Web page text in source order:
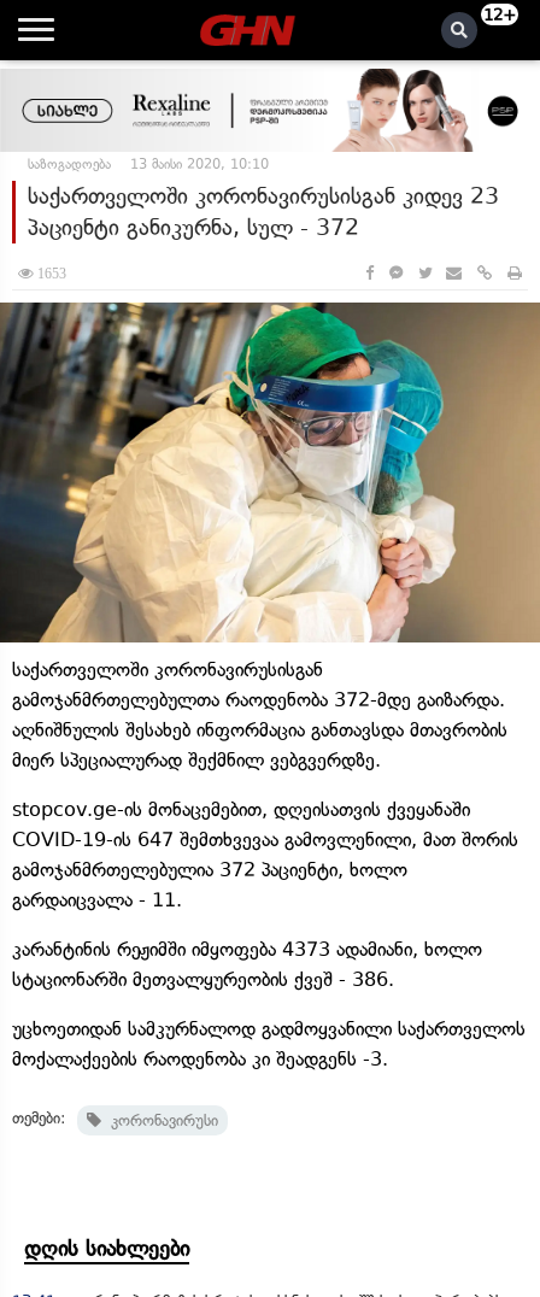
12+
საზოგადოება 13 მაისი 2020, 10:10
საქართველოში კორონავირუსისგან კიდევ 23
პაციენტი განიკურნა, სულ - 372
1653
საქართველოში კორონავირუსისგან
გამოჯანმრთელებულთა რაოდენობა 372-მდე გაიზარდა.
აღნიშნულის შესახებ ინფორმაცია განთავსდა მთავრობის
მიერ სპეციალურად შექმნილ ვებგვერდზე.
stopcov.ge-ის მონაცემებით, დღეისათვის ქვეყანაში
COVID-19-ის 647 შემთხვევაა გამოვლენილი, მათ შორის
გამოჯანმრთელებულია 372 პაციენტი, ხოლო
გარდაიცვალა - 11.
კარანტინის რეჟიმში იმყოფება 4373 ადამიანი, ხოლო
სტაციონარში მეთვალყურეობის ქვეშ - 386.
უცხოეთიდან სამკურნალოდ გადმოყვანილი საქართველოს
მოქალაქეების რაოდენობა კი შეადგენს -3.
თემები: კორონავირუსი
დღის სიახლეები